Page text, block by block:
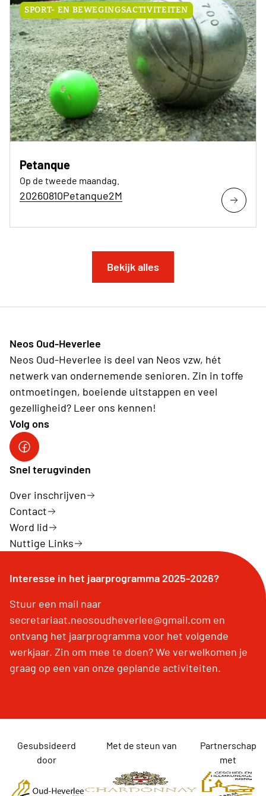
SPORT- EN BEWEGINGSACTIVITEITEN
Petanque
Op de tweede maandag.
20260810Petanque2M
Bekijk alles
Neos Oud-Heverlee
Neos Oud-Heverlee is deel van Neos vzw, hét
netwerk van ondernemende senioren. Zin in toffe
ontmoetingen, boeiende uitstappen en veel
gezelligheid? Leer ons kennen!
Volg ons
Facebook
Snel terugvinden
Over inschrijven
Contact
Word lid
Nuttige Links
Interesse in het jaarprogramma 2025-2026?
Stuur een mail naar
secretariaat.neosoudheverlee@gmail.com en
ontvang het jaarprogramma voor het volgende
werkjaar. Zin om mee te doen? We verwelkomen je
graag op een van onze geplande activiteiten.
Gesubsideerd
door
Met de steun van
Partnerschap
met